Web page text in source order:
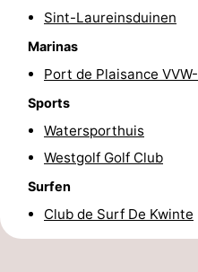
Sint-Laureinsduinen
Marinas
Port de Plaisance
Sports
Watersporthuis
Westgolf Golf Club
Surfen
Club de Surf De Kwinte